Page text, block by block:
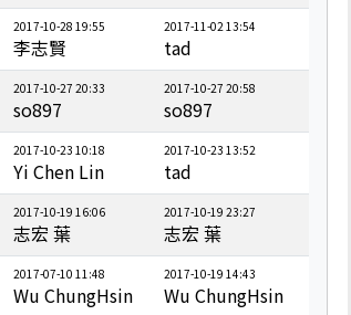
2017-10-28 19:55
李志賢
2017-11-02 13:54
tad
2017-10-27 20:33
so897
2017-10-27 20:58
so897
2017-10-23 10:18
Yi Chen Lin
2017-10-23 13:52
tad
2017-10-19 16:06
志宏 葉
2017-10-19 23:27
志宏 葉
2017-07-10 11:48
Wu ChungHsin
2017-10-19 14:43
Wu ChungHsin